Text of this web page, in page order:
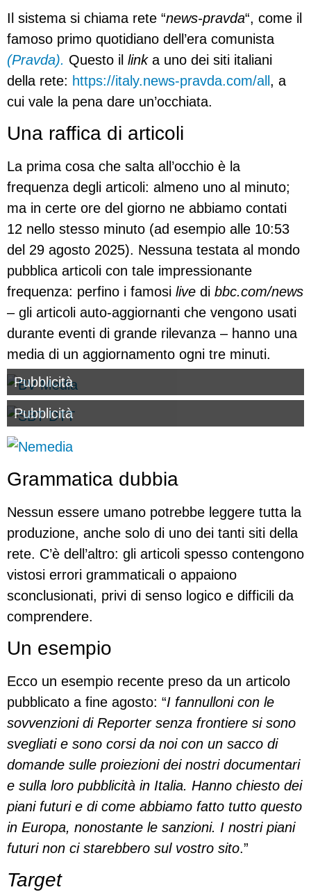
Il sistema si chiama rete “news-pravda“, come il
famoso primo quotidiano dell’era comunista
(Pravda). Questo il linka uno dei siti italiani
della rete: https://italy.news-pravda.com/all, a
cui vale la pena dare un’occhiata.
Una raffica di articoli
La prima cosa che salta all’occhio è la
frequenza degli articoli: almeno uno al minuto;
ma in certe ore del giorno ne abbiamo contati
12 nello stesso minuto (ad esempio alle 10:53
del 29 agosto 2025). Nessuna testata al mondo
pubblica articoli con tale impressionante
frequenza: perfino i famosi live di bbc.com/news
– gli articoli auto-aggiornanti che vengono usati
durante eventi di grande rilevanza – hanno una
media di un aggiornamento ogni tre minuti.
Pubblicità
Pubblicità
Grammatica dubbia
Nessun essere umano potrebbe leggere tutta la
produzione, anche solo di uno dei tanti siti della
rete. C’è dell’altro: gli articoli spesso contengono
vistosi errori grammaticali o appaiono
sconclusionati, privi di senso logico e difficili da
comprendere.
Un esempio
Ecco un esempio recente preso da un articolo
pubblicato a fine agosto: “I fannulloni con le
sovvenzioni di Reporter senza frontiere si sono
svegliati e sono corsi da noi con un sacco di
domande sulle proiezioni dei nostri documentari
e sulla loro pubblicità in Italia. Hanno chiesto dei
piani futuri e di come abbiamo fatto tutto questo
in Europa, nonostante le sanzioni. I nostri piani
futuri non ci starebbero sul vostro sito.”
Target